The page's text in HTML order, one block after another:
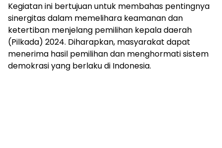
Kegiatan ini bertujuan untuk membahas pentingnya
sinergitas dalam memelihara keamanan dan
ketertiban menjelang pemilihan kepala daerah
(Pilkada) 2024. Diharapkan, masyarakat dapat
menerima hasil pemilihan dan menghormati sistem
demokrasi yang berlaku di Indonesia.